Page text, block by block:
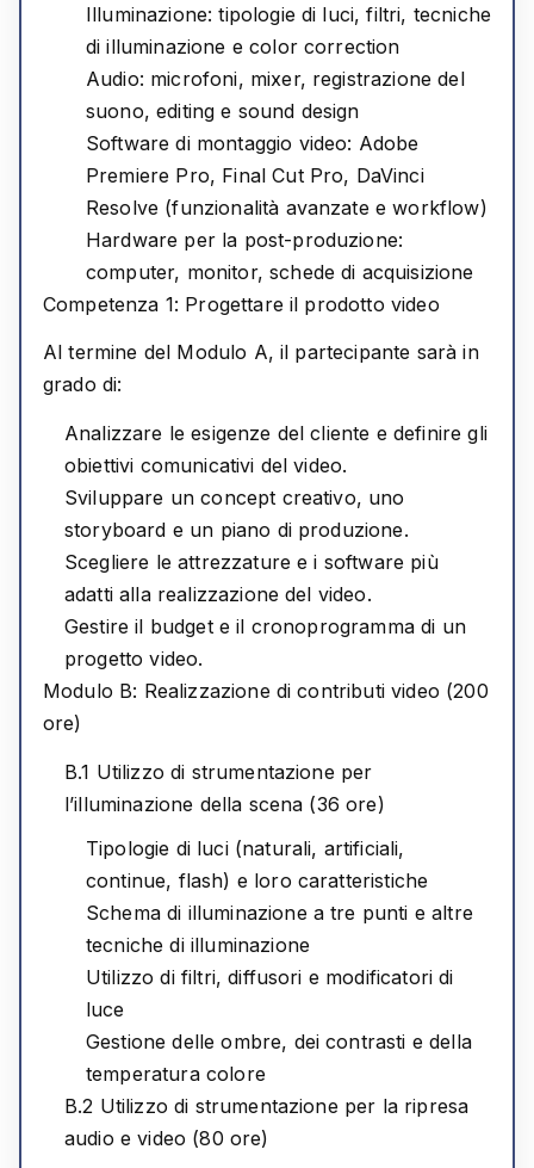
Illuminazione: tipologie di luci, filtri, tecniche
di illuminazione e color correction
Audio: microfoni, mixer, registrazione del
suono, editing e sound design
Software di montaggio video: Adobe
Premiere Pro, Final Cut Pro, DaVinci
Resolve (funzionalità avanzate e workflow)
Hardware per la post-produzione:
computer, monitor, schede di acquisizione
Competenza 1: Progettare il prodotto video
Al termine del Modulo A, il partecipante sarà in
grado di:
Analizzare le esigenze del cliente e definire gli
obiettivi comunicativi del video.
Sviluppare un concept creativo, uno
storyboard e un piano di produzione.
Scegliere le attrezzature e i software più
adatti alla realizzazione del video.
Gestire il budget e il cronoprogramma di un
progetto video.
Modulo B: Realizzazione di contributi video (200
ore)
B.1 Utilizzo di strumentazione per
l’illuminazione della scena (36 ore)
Tipologie di luci (naturali, artificiali,
continue, flash) e loro caratteristiche
Schema di illuminazione a tre punti e altre
tecniche di illuminazione
Utilizzo di filtri, diffusori e modificatori di
luce
Gestione delle ombre, dei contrasti e della
temperatura colore
B.2 Utilizzo di strumentazione per la ripresa
audio e video (80 ore)